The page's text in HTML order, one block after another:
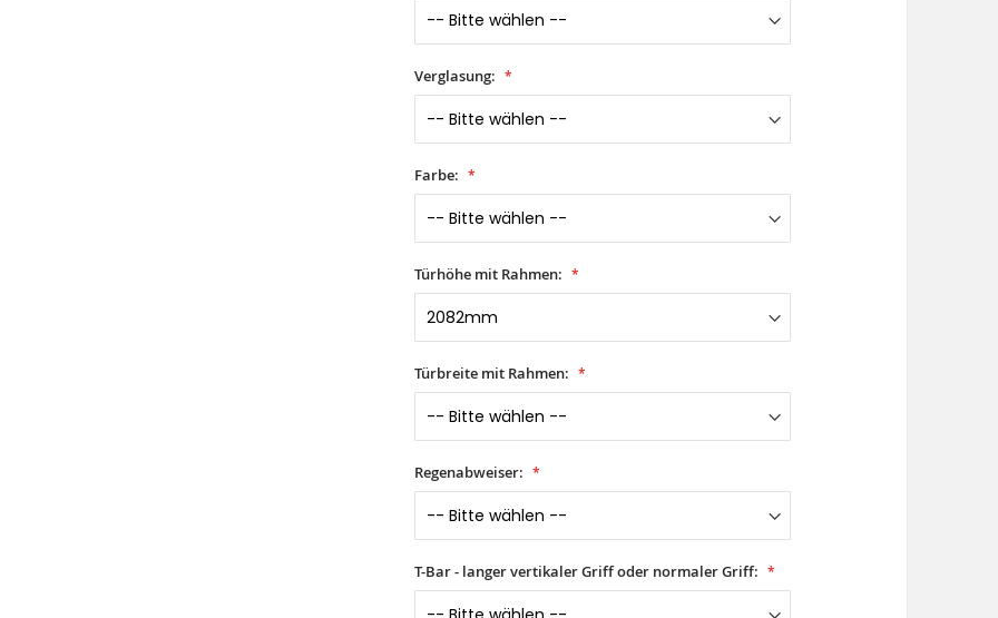
Verglasung:
Farbe:
Türhöhe mit Rahmen:
Türbreite mit Rahmen:
Regenabweiser:
T-Bar - langer vertikaler Griff oder normaler Griff: